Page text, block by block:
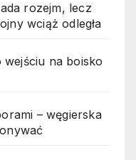
rozejm, lecz
wciąż odległa
wejściu na boisko
– węgierska